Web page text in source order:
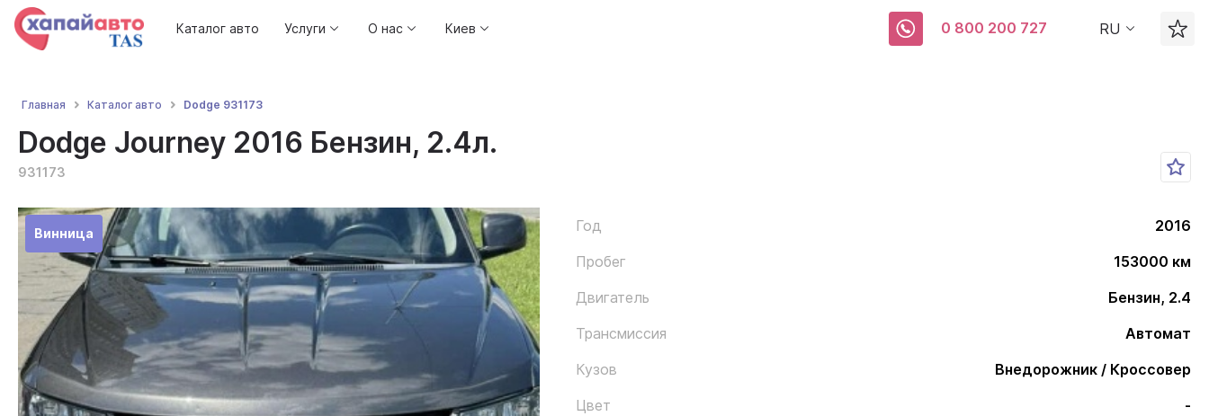
Каталог авто Услуги О нас Киев 0 800 200 727 RU
Главная Каталог авто Dodge 931173
Dodge Journey 2016 Бензин, 2.4л.
931173
Винница Год
2016
Пробег
153000 км
Двигатель
Бензин, 2.4
Трансмиссия
Автомат
Кузов
Внедорожник / Кроссовер
Цвет
-